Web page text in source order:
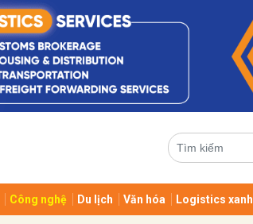
Công nghệ Du lịch Văn hóa Logistics xanh